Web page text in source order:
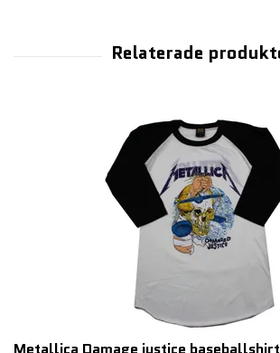
Metallica Damage justice baseballshirt